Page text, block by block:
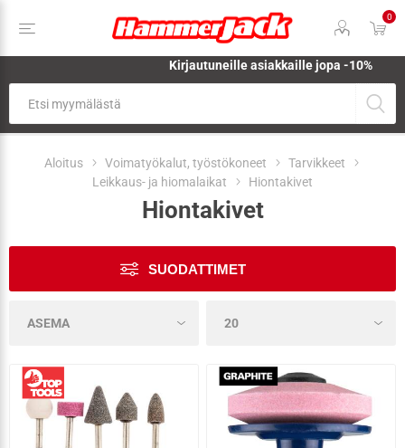
0
Kirjautuneille asiakkaille jopa -10%
Aloitus Voimatyökalut, työstökoneet
Tarvikkeet
Leikkaus- ja hiomalaikat
Hiontakivet
Hiontakivet
SUODATTIMET